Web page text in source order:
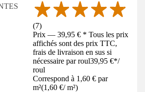
(7)
Prix — 39,95 € * Tous les prix
affichés sont des prix TTC,
frais de livraison en sus si
nécessaire par roul39,95 €*/
roul
Correspond à 1,60 € par
m²(1,60 €/ m²)